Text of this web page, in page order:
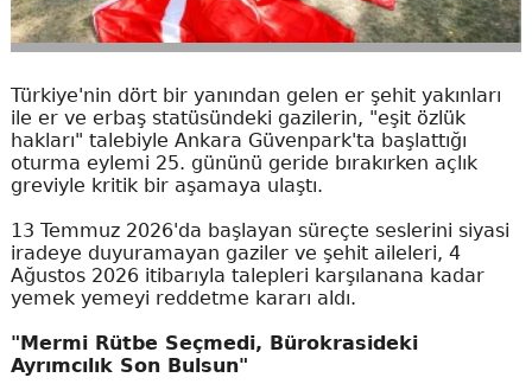
Türkiye'nin dört bir yanından gelen er şehit yakınları
ile er ve erbaş statüsündeki gazilerin, "eşit özlük
hakları" talebiyle Ankara Güvenpark'ta başlattığı
oturma eylemi 25. gününü geride bırakırken açlık
greviyle kritik bir aşamaya ulaştı.
13 Temmuz 2026'da başlayan süreçte seslerini siyasi
iradeye duyuramayan gaziler ve şehit aileleri, 4
Ağustos 2026 itibarıyla talepleri karşılanana kadar
yemek yemeyi reddetme kararı aldı.
"Mermi Rütbe Seçmedi, Bürokrasideki
Ayrımcılık Son Bulsun"